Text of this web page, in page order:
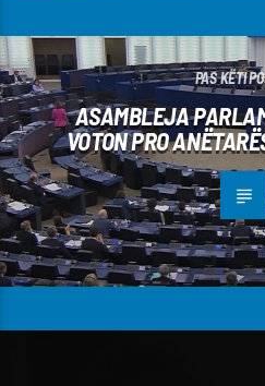
PAS KËTI
ASAMBLEJA
VOTON PRO